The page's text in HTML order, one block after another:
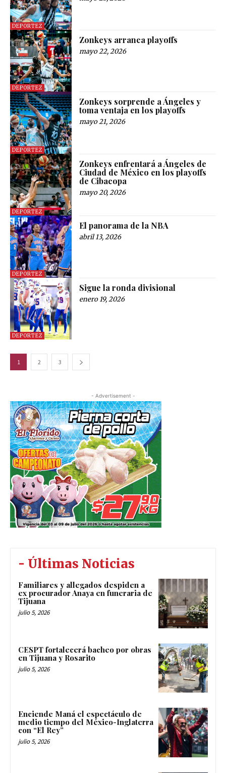
DEPORTEZ
DEPORTEZ
Zonkeys arranca playoffs
mayo 22, 2026
DEPORTEZ
Zonkeys sorprende a Ángeles y
toma ventaja en los playoffs
mayo 21, 2026
DEPORTEZ
Zonkeys enfrentará a Ángeles de
Ciudad de México en los playoffs
de Cibacopa
mayo 20, 2026
DEPORTEZ
El panorama de la NBA
abril 13, 2026
DEPORTEZ
Sigue la ronda divisional
enero 19, 2026
1 2 3
- Advertisement -
- Últimas Noticias
Familiares y allegados despiden a
ex procurador Anaya en funeraria de
Tijuana
julio 5, 2026
CESPT fortalecerá bacheo por obras
en Tijuana y Rosarito
julio 5, 2026
Enciende Maná el espectáculo de
medio tiempo del México-Inglaterra
con “El Rey”
julio 5, 2026